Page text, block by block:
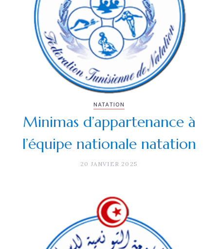
NATATION
Minimas d’appartenance à
l’équipe nationale natation
20 JANVIER 2025